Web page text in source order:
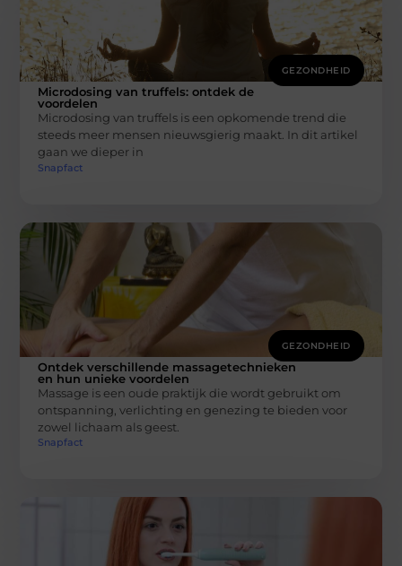
GEZONDHEID
Microdosing van truffels: ontdek de
voordelen
Microdosing van truffels is een opkomende trend die
steeds meer mensen nieuwsgierig maakt. In dit artikel
gaan we dieper in
Snapfact
GEZONDHEID
Ontdek verschillende massagetechnieken
en hun unieke voordelen
Massage is een oude praktijk die wordt gebruikt om
ontspanning, verlichting en genezing te bieden voor
zowel lichaam als geest.
Snapfact